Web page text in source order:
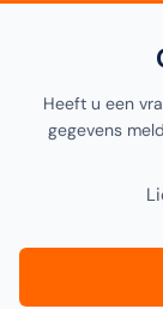
Heeft u een
gegevens